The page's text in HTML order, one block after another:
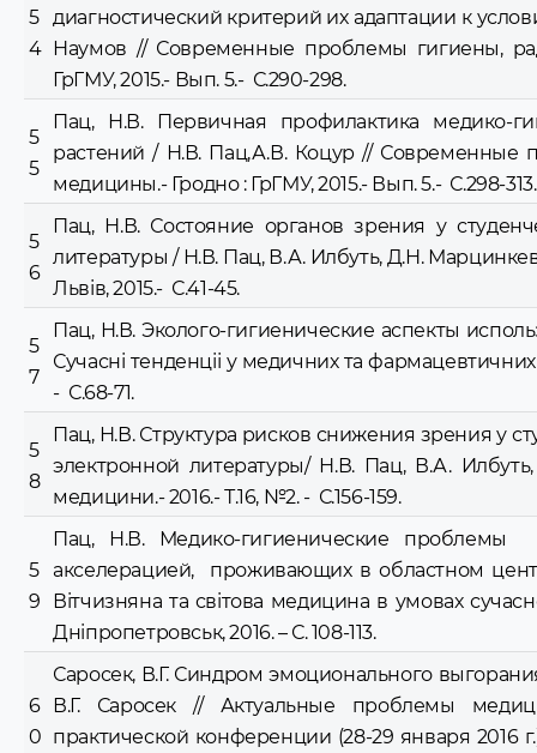
5
4
диагностический критерий их адаптации к
Наумов // Современные проблемы гигиены,
ГрГМУ, 2015.- Вып. 5.- С.290-298.
5
5
Пац, Н.В. Первичная профилактика медико-
растений / Н.В. Пац,А.В. Коцур // Современные
медицины.- Гродно : ГрГМУ, 2015.- Вып. 5.- С.298-313.
5
6
Пац, Н.В. Состояние органов зрения у
литературы / Н.В. Пац, В.А. Илбуть, Д.Н.
Львів, 2015.- С.41-45.
5
7
Пац, Н.В. Эколого-гигиенические аспекты
Сучасні тенденціі у медичних та
- С.68-71.
5
8
Пац, Н.В. Структура рисков снижения зрения у
электронной литературы/ Н.В. Пац, В.А.
медицини.- 2016.- Т.16, №2. - С.156-159.
5
9
Пац, Н.В. Медико-гигиенические
акселерацией, проживающих в областном
Вiтчизняна та свiтова медицина в умовах
Днiпропетровськ, 2016. – С. 108-113.
6
0
Саросек, В.Г. Синдром эмоционального
В.Г. Саросек // Актуальные проблемы
практической конференции (28-29 января